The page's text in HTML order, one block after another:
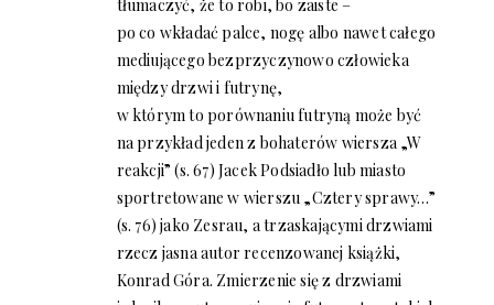
tłumaczyć, że to robi, bo zaiste –
po co wkładać palce, nogę albo nawet całego
mediującego bezprzyczynowo człowieka
między drzwi i futrynę,
w którym to porównaniu futryną może być
na przykład jeden z bohaterów wiersza „W
reakcji” (s. 67) Jacek Podsiadło lub miasto
sportretowane w wierszu „Cztery sprawy…”
(s. 76) jako Zesrau, a trzaskającymi drzwiami
rzecz jasna autor recenzowanej książki,
Konrad Góra. Zmierzenie się z drzwiami